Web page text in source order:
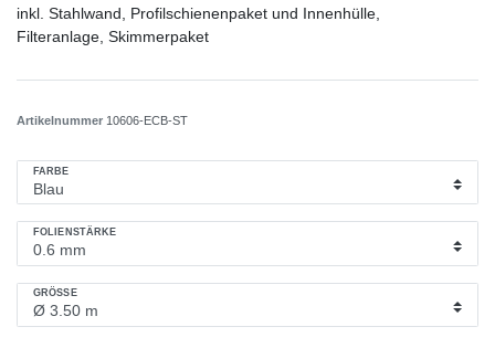
inkl. Stahlwand, Profilschienenpaket und Innenhülle,
Filteranlage, Skimmerpaket
Artikelnummer 10606-ECB-ST
FARBE
FOLIENSTÄRKE
GRÖSSE